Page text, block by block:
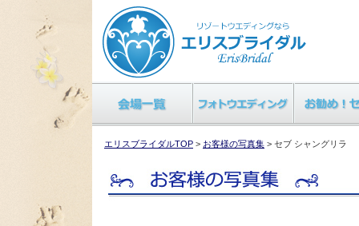
エリスブライダルTOP > お客様の写真集 > セブ シャングリラ